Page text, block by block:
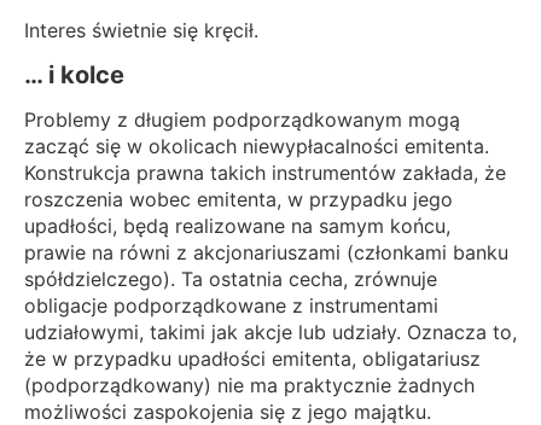
Interes świetnie się kręcił.
… i kolce
Problemy z długiem podporządkowanym mogą
zacząć się w okolicach niewypłacalności emitenta.
Konstrukcja prawna takich instrumentów zakłada, że
roszczenia wobec emitenta, w przypadku jego
upadłości, będą realizowane na samym końcu,
prawie na równi z akcjonariuszami (członkami banku
spółdzielczego). Ta ostatnia cecha, zrównuje
obligacje podporządkowane z instrumentami
udziałowymi, takimi jak akcje lub udziały. Oznacza to,
że w przypadku upadłości emitenta, obligatariusz
(podporządkowany) nie ma praktycznie żadnych
możliwości zaspokojenia się z jego majątku.